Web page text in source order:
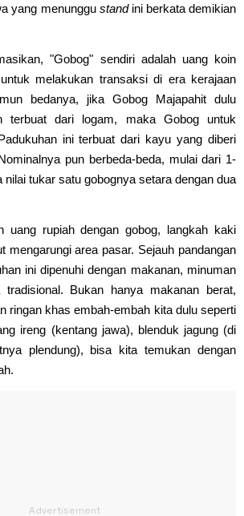
yang menunggu standini berkata demikian
"Gobog" sendiri adalah uang koin
melakukan transaksi di era kerajaan
bedanya, jika Gobog Majapahit dulu
terbuat dari logam, maka Gobog untuk
ini terbuat dari kayu yang diberi
pun berbeda-beda, mulai dari 1-
nilai tukar satu gobognya setara dengan dua
uang rupiah dengan gobog, langkah kaki
mengarungi area pasar. Sejauh pandangan
ini dipenuhi dengan makanan, minuman
Bukan hanya makanan berat,
ringan khas embah-embah kita dulu seperti
ireng (kentang jawa), blenduk jagung (di
plendung), bisa kita temukan dengan